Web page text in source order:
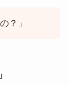
？」